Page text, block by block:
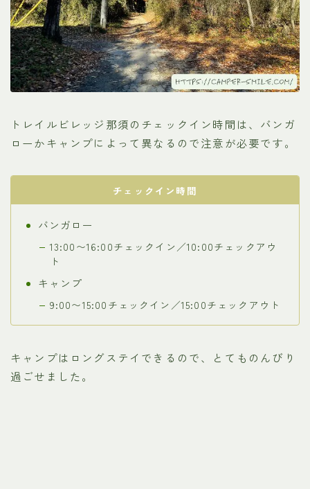
トレイルビレッジ那須のチェックイン時間は、バンガ
ローかキャンプによって異なるので注意が必要です。
チェックイン時間
バンガロー
13:00〜16:00チェックイン／10:00チェックアウ
ト
キャンプ
9:00〜15:00チェックイン／15:00チェックアウト
キャンプはロングステイできるので、とてものんびり
過ごせました。